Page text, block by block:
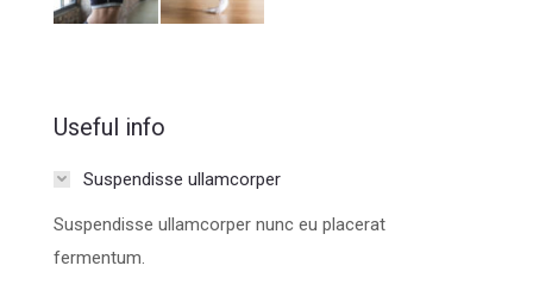
Useful info
Suspendisse ullamcorper
Suspendisse ullamcorper nunc eu placerat
fermentum.